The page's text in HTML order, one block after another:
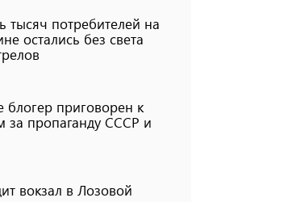
тысяч потребителей на
остались без света
блогер приговорен к
за пропаганду СССР и
вокзал в Лозовой